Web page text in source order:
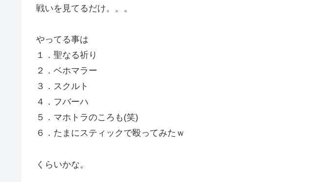
戦いを見てるだけ。。。
やってる事は
１．聖なる祈り
２．ベホマラー
３．スクルト
４．フバーハ
５．マホトラのころも(笑)
６．たまにスティックで殴ってみたｗ
くらいかな。